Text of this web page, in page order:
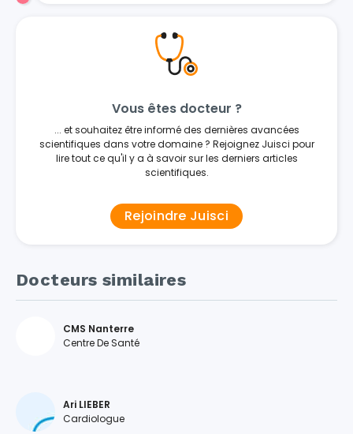
Vous êtes docteur ?
... et souhaitez être informé des dernières avancées
scientifiques dans votre domaine ? Rejoignez Juisci pour
lire tout ce qu'il y a à savoir sur les derniers articles
scientifiques.
Rejoindre Juisci
Docteurs similaires
CMS Nanterre
Centre De Santé
Ari LIEBER
Cardiologue